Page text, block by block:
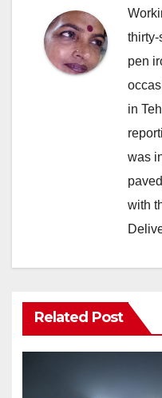
thirty-
pen
in
was
with
Related Post